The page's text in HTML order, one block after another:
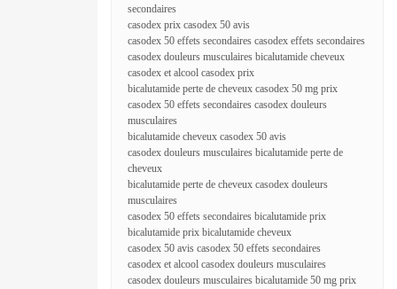
secondaires
casodex prix casodex 50 avis
casodex 50 effets secondaires casodex effets secondaires
casodex douleurs musculaires bicalutamide cheveux
casodex et alcool casodex prix
bicalutamide perte de cheveux casodex 50 mg prix
casodex 50 effets secondaires casodex douleurs
musculaires
bicalutamide cheveux casodex 50 avis
casodex douleurs musculaires bicalutamide perte de
cheveux
bicalutamide perte de cheveux casodex douleurs
musculaires
casodex 50 effets secondaires bicalutamide prix
bicalutamide prix bicalutamide cheveux
casodex 50 avis casodex 50 effets secondaires
casodex et alcool casodex douleurs musculaires
casodex douleurs musculaires bicalutamide 50 mg prix